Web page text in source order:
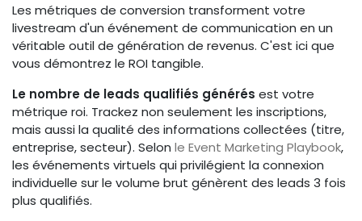
Les métriques de conversion transforment votre
livestream d'un événement de communication en un
véritable outil de génération de revenus. C'est ici que
vous démontrez le ROI tangible.
Le nombre de leads qualifiés générés est votre
métrique roi. Trackez non seulement les inscriptions,
mais aussi la qualité des informations collectées (titre,
entreprise, secteur). Selon le Event Marketing Playbook,
les événements virtuels qui privilégient la connexion
individuelle sur le volume brut génèrent des leads 3 fois
plus qualifiés.